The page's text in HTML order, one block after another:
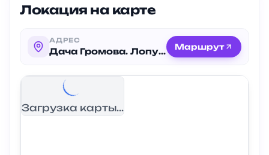
Локация на карте
АДРЕС
Дача Громова. Лопухинский сад Маршрут
Загрузка карты...